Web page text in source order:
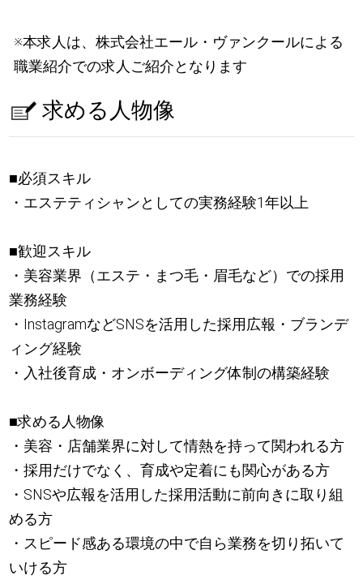
※本求人は、株式会社エール・ヴァンクールによる
職業紹介での求人ご紹介となります
求める人物像
■必須スキル
・エステティシャンとしての実務経験1年以上
■歓迎スキル
・美容業界（エステ・まつ毛・眉毛など）での採用
業務経験
・InstagramなどSNSを活用した採用広報・ブランデ
ィング経験
・入社後育成・オンボーディング体制の構築経験
■求める人物像
・美容・店舗業界に対して情熱を持って関われる方
・採用だけでなく、育成や定着にも関心がある方
・SNSや広報を活用した採用活動に前向きに取り組
める方
・スピード感ある環境の中で自ら業務を切り拓いて
いける方